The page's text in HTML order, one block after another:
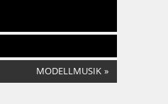
MODELLMUSIK »